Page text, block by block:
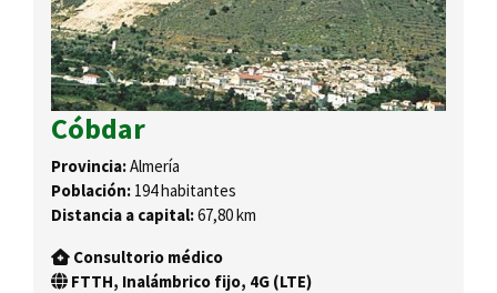
Cóbdar
Provincia:Almería
Población: 194 habitantes
Distancia a capital:67,80 km
Consultorio médico
FTTH, Inalámbrico fijo, 4G (LTE)